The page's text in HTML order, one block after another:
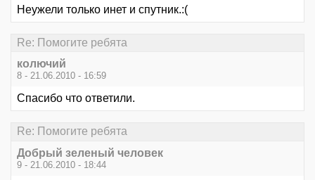
Неужели только инет и спутник.:(
Re: Помогите ребята
колючий
8 - 21.06.2010 - 16:59
Спасибо что ответили.
Re: Помогите ребята
Добрый зеленый человек
9 - 21.06.2010 - 18:44